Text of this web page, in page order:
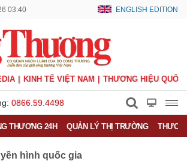
03:40 ENGLISH EDITION
KINH TẾ VIỆT NAM THƯƠNG HIỆU QUỐC
0866.59.4498
THƯƠNG 24H QUẢN LÝ THỊ TRƯỜNG
hình quốc gia